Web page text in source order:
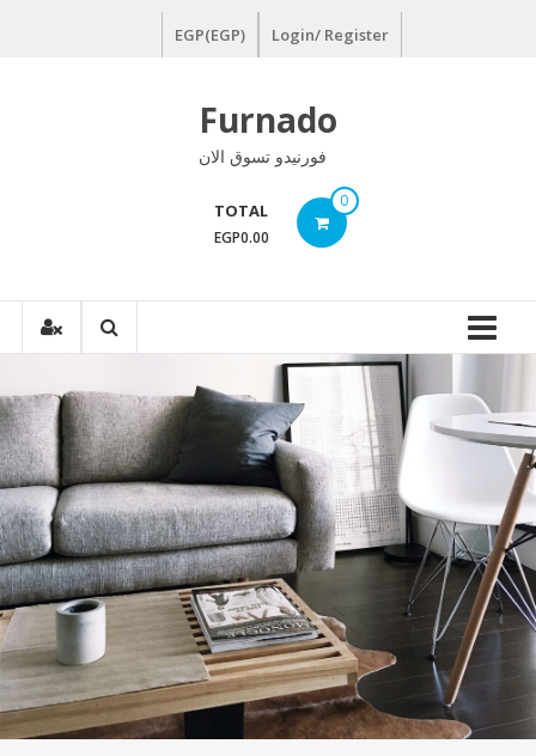
Login/ Register
EGP(EGP)
Furnado
فورنيدو تسوق الان
0
TOTAL
EGP0.00